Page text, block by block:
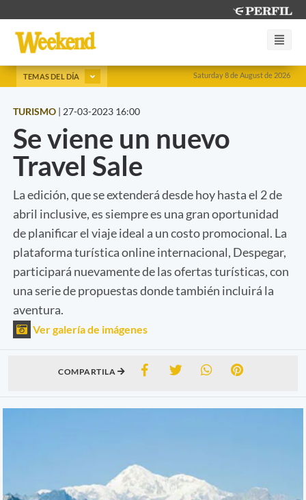
Saturday 8 de August de 2026
TEMAS DEL DÍA
TURISMO | 27-03-2023 16:00
Se viene un nuevo
Travel Sale
La edición, que se extenderá desde hoy hasta el 2 de
abril inclusive, es siempre es una gran oportunidad
de planificar el viaje ideal a un costo promocional. La
plataforma turística online internacional, Despegar,
participará nuevamente de las ofertas turísticas, con
una serie de propuestas donde también incluirá la
aventura.
Ver galería de imágenes
COMPARTILA